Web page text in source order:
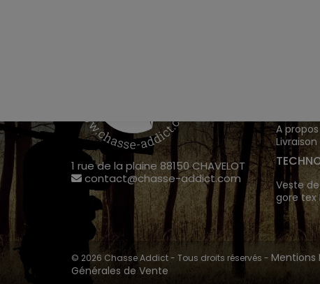
1 rue de la plaine 88150 CHAVELOT
contact@chasse-addict.com
A
Livraison
Veste
gore tex
© 2026 Chasse Addict - Tous droits réservés - Mentions
Générales de Vente